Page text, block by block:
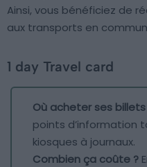
Ainsi, vous bénéficiez de
aux transports en commun
1 day Travel card
Où acheter ses billets
points d’information
kiosques à journaux.
Combien ça coûte ?